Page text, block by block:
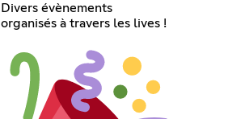
Divers évènements
organisés à travers les lives !